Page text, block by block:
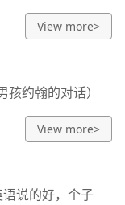
View more>
约翰的对话）
View more>
说的好，个子